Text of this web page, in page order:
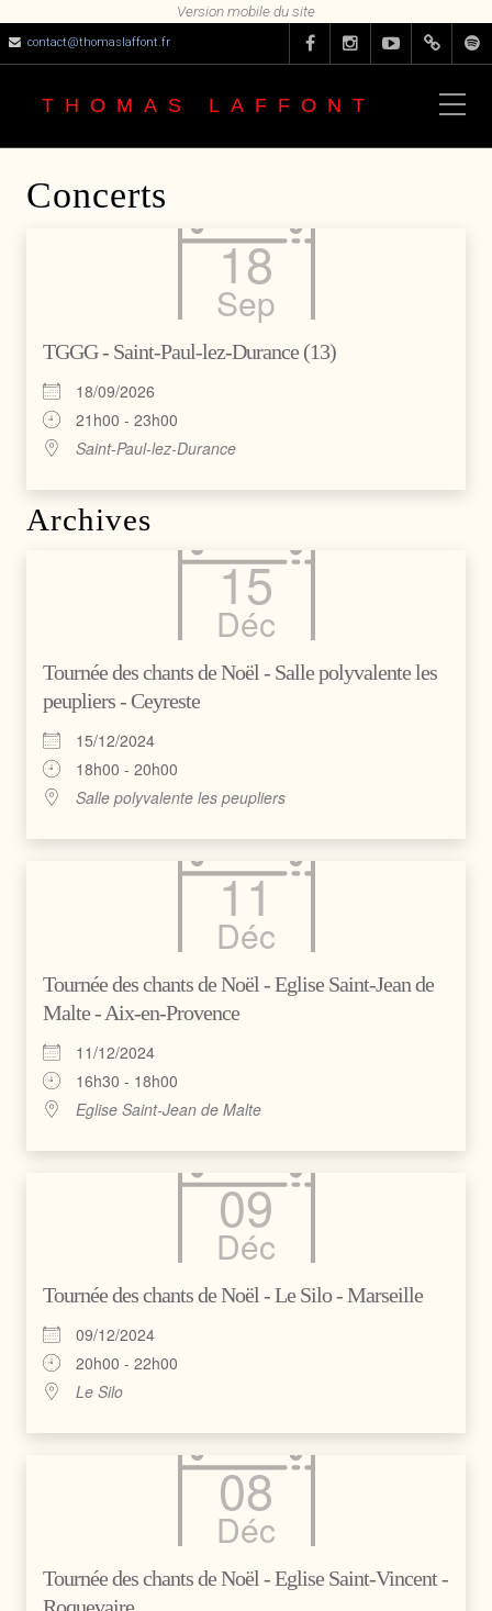
contact@thomaslaffont.fr
THOMAS LAFFONT
Concerts
18
Sep
TGGG - Saint-Paul-lez-Durance (13)
18/09/2026
21h00 - 23h00
Saint-Paul-lez-Durance
Archives
15
Déc
Tournée des chants de Noël - Salle polyvalente les
peupliers - Ceyreste
15/12/2024
18h00 - 20h00
Salle polyvalente les peupliers
11
Déc
Tournée des chants de Noël - Eglise Saint-Jean de
Malte - Aix-en-Provence
11/12/2024
16h30 - 18h00
Eglise Saint-Jean de Malte
09
Déc
Tournée des chants de Noël - Le Silo - Marseille
09/12/2024
20h00 - 22h00
Le Silo
08
Déc
Tournée des chants de Noël - Eglise Saint-Vincent -
Roquevaire